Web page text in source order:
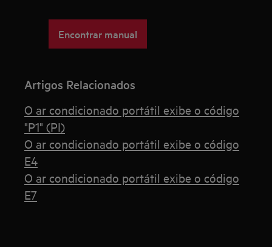
Encontrar manual
Artigos Relacionados
O ar condicionado portátil exibe o código
"P1" (PI)
O ar condicionado portátil exibe o código
E4
O ar condicionado portátil exibe o código
E7